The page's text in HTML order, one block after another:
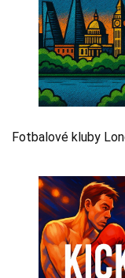
Fotbalové kluby